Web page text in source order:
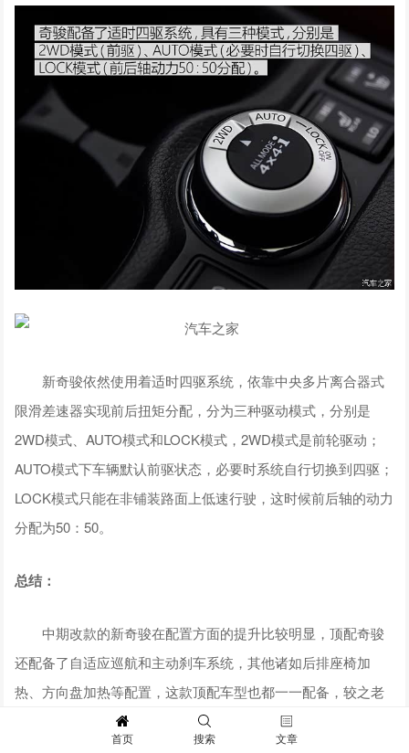
新奇骏依然使用着适时四驱系统，依靠中央多片离合器式
限滑差速器实现前后扭矩分配，分为三种驱动模式，分别是
2WD模式、AUTO模式和LOCK模式，2WD模式是前轮驱动；
AUTO模式下车辆默认前驱状态，必要时系统自行切换到四驱；
LOCK模式只能在非铺装路面上低速行驶，这时候前后轴的动力
分配为50：50。
总结：
中期改款的新奇骏在配置方面的提升比较明显，顶配奇骏
还配备了自适应巡航和主动刹车系统，其他诸如后排座椅加
热、方向盘加热等配置，这款顶配车型也都一一配备，较之老
款提升还是很明显的，加上更硬朗的外观造型、更上档次的内
首页 搜索 文章